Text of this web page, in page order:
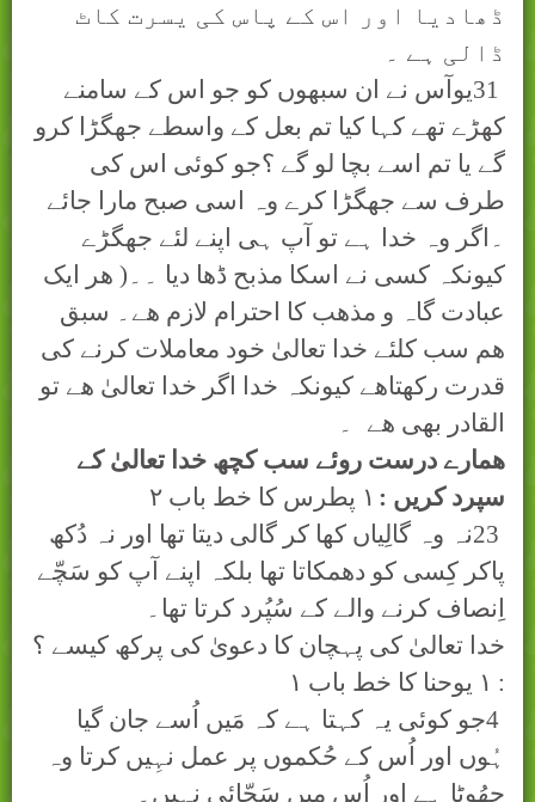
ڈھادیا اور اس کے پاس کی یسرت کاٹ
ڈالی ہے ۔
31یوآس نے ان سبھوں کو جو اس کے سامنے
کھڑے تھے کہا کیا تم بعل کے واسطے جھگڑا کرو
گے یا تم اسے بچا لو گے ؟جو کوئی اس کی
طرف سے جھگڑا کرے وہ اسی صبح مارا جائے
۔اگر وہ خدا ہے تو آپ ہی اپنے لئے جھگڑے
کیونکہ کسی نے اسکا مذبح ڈھا دیا ۔۔( ھر ايک
عبادت گاہ و مذھب کا احترام لازم ھے۔ سبق
ھم سب کلئے خدا تعالیٰ خود معاملات کرنے کی
قدرت رکھتاھے کيونکہ خدا اگر خدا تعالیٰ ھے تو
القادر بھی ھے
۔
ھمارے درست روئے سب کچھ خدا تعالیٰ کے
سپرد کريں : ۱ پطرس کا خط باب ۲
23نہ وہ گالِیاں کھا کر گالی دیتا تھا اور نہ دُکھ
پاکر کِسی کو دھمکاتا تھا بلکہ اپنے آپ کو سَچّے
اِنصاف کرنے والے کے سُپُرد کرتا تھا۔
خدا تعالیٰ کی پہچان کا دعویٰ کی پرکھ کيسے ؟
: ۱ يوحنا کا خط باب ۱
4جو کوئی یہ کہتا ہے کہ مَیں اُسے جان گیا
ہُوں اور اُس کے حُکموں پر عمل نہِیں کرتا وہ
جھُوٹا ہے اور اُس میں سَچّائی نہِیں۔